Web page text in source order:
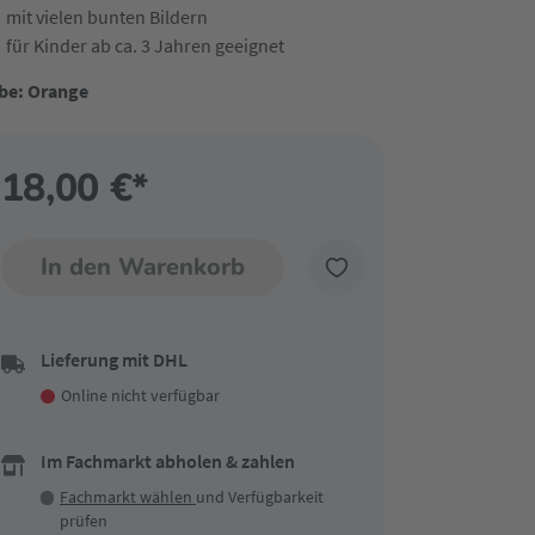
mit vielen bunten Bildern
für Kinder ab ca. 3 Jahren geeignet
Orange
18,00 €*
In den Warenkorb
Lieferung mit DHL
Online nicht verfügbar
Im Fachmarkt abholen & zahlen
Fachmarkt wählen und Verfügbarkeit
prüfen